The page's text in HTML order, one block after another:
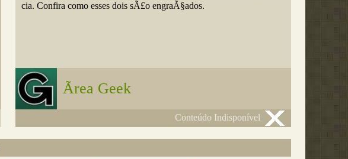
cia. Confira como esses dois sÃ£o engraÃ§ados.
Ãrea Geek
Conteúdo Indisponível